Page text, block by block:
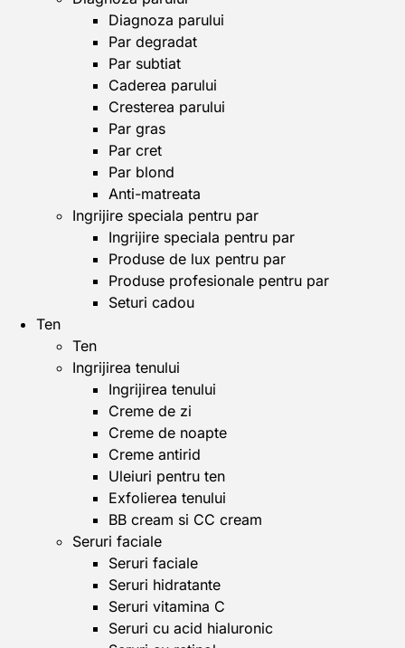
Diagnoza parului
Par degradat
Par subtiat
Caderea parului
Cresterea parului
Par gras
Par cret
Par blond
Anti-matreata
Ingrijire speciala pentru par
Ingrijire speciala pentru par
Produse de lux pentru par
Produse profesionale pentru par
Seturi cadou
Ten
Ten
Ingrijirea tenului
Ingrijirea tenului
Creme de zi
Creme de noapte
Creme antirid
Uleiuri pentru ten
Exfolierea tenului
BB cream si CC cream
Seruri faciale
Seruri faciale
Seruri hidratante
Seruri vitamina C
Seruri cu acid hialuronic